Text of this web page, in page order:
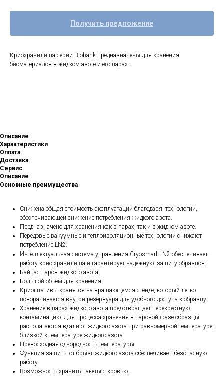
Получить предложение
Криохранилища серии Biobank предназначены для хранения
биоматериалов в жидком азоте и его парах.
Описание
Характеристики
Оплата
Доставка
Сервис
Описание
Основные преимущества
Снижена общая стоимость эксплуатации благодаря технологии,
обеспечивающей снижение потребления жидкого азота.
Предназначено для хранения как в парах, так и в жидком азоте.
Передовые вакуумные и теплоизоляционные технологии снижают
потребление LN2.
Интеллектуальная система управления Cryosmart LN2 обеспечивает
работу крио хранилища и гарантирует надежную защиту образцов.
Байпас паров жидкого азота.
Большой объем для хранения.
Криоштативы хранятся на вращающемся стенде­­­, который легко
поворачивается внутри резервуара для удобного доступа к образцу.
Хранение в парах жидкого азота предотвращает перекрёстную
контаминацию. Для процесса хранения в паровой фазе образцы
располагаются вдали от жидкого азота при равномерной температуре,
близкой к температуре жидкого азота.
Превосходная однородность температуры.
Функция защиты от брызг жидкого азота обеспечивает безопасную
работу.
Возможность хранить пакеты с кровью.